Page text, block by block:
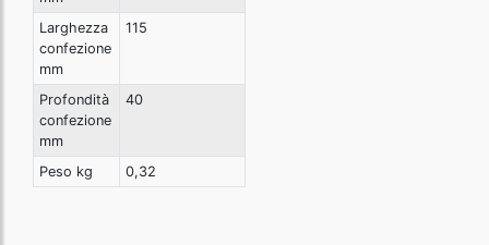
Larghezza
confezione
mm
115
Profondità
confezione
mm
40
Peso kg 0,32